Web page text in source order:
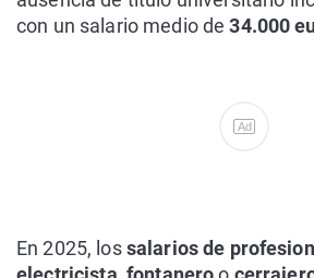
con un salario medio de 34.000
Ad
En 2025, lossalarios de